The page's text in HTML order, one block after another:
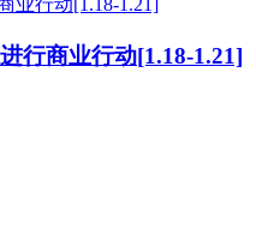
行商业行动[1.18-1.21]